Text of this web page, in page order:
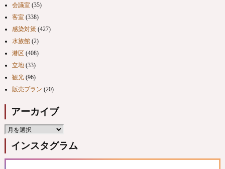
会議室(35)
客室(338)
感染対策(427)
水族館(2)
港区(408)
立地(33)
観光(96)
販売プラン (20)
アーカイブ
インスタグラム